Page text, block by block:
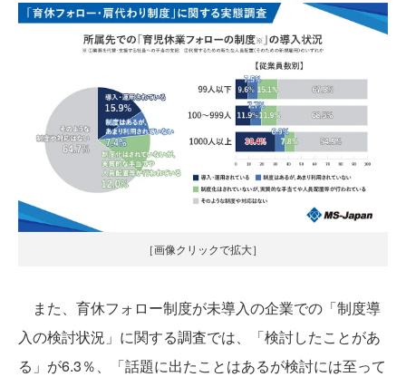
［画像クリックで拡大］
また、育休フォロー制度が未導入の企業での「制度導
入の検討状況」に関する調査では、「検討したことがあ
る」が6.3％、「話題に出たことはあるが検討には至って